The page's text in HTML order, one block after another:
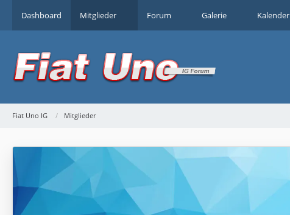
Dashboard Mitglieder Forum Galerie Kalender
Fiat Uno IG Mitglieder